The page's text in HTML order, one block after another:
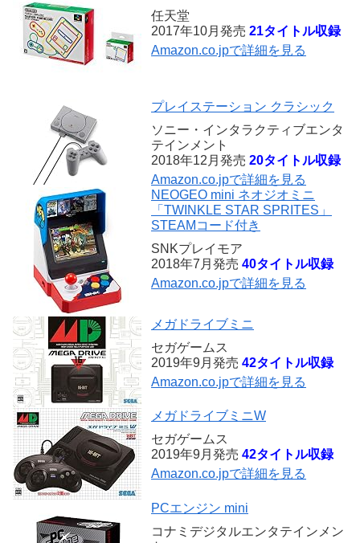
任天堂
2017年10月発売 21タイトル収録
Amazon.co.jpで詳細を見る
プレイステーション クラシック
ソニー・インタラクティブエンタ
テインメント
2018年12月発売 20タイトル収録
Amazon.co.jpで詳細を見る
NEOGEO mini ネオジオミニ
「TWINKLE STAR SPRITES」
STEAMコード付き
SNKプレイモア
2018年7月発売 40タイトル収録
Amazon.co.jpで詳細を見る
メガドライブミニ
セガゲームス
2019年9月発売 42タイトル収録
Amazon.co.jpで詳細を見る
メガドライブミニW
セガゲームス
2019年9月発売 42タイトル収録
Amazon.co.jpで詳細を見る
PCエンジン mini
コナミデジタルエンタテインメン